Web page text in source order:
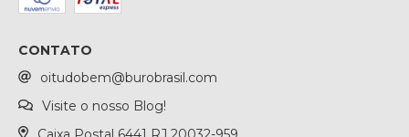
CONTATO
oitudobem@burobrasil.com
Visite o nosso Blog!